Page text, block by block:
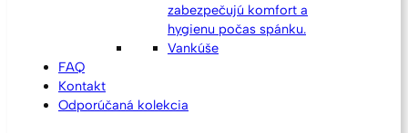
zabezpečujú komfort a
hygienu počas spánku.
Vankúše
FAQ
Kontakt
Odporúčaná kolekcia